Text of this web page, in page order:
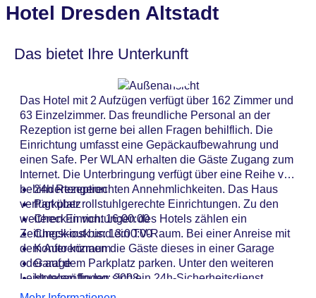
Hotel Dresden Altstadt
Das bietet Ihre Unterkunft
Das Hotel mit 2 Aufzügen verfügt über 162 Zimmer und
63 Einzelzimmer. Das freundliche Personal an der
Rezeption ist gerne bei allen Fragen behilflich. Die
Einrichtung umfasst eine Gepäckaufbewahrung und
einen Safe. Per WLAN erhalten die Gäste Zugang zum
Internet. Die Unterbringung verfügt über eine Reihe von
behindertengerechten Annehmlichkeiten. Das Haus
verfügt über rollstuhlgerechte Einrichtungen. Zu den
weiteren Einrichtungen des Hotels zählen ein
Zeitungskiosk und ein TV-Raum. Bei einer Anreise mit
dem Auto können die Gäste dieses in einer Garage
oder auf dem Parkplatz parken. Unter den weiteren
Leistungen finden sich ein 24h-Sicherheitsdienst,
medizinische Betreuung, ein Zimmerservice, ein
24h Rezeption
Parkplatz
Check-in von: 16:00:00
Check-out bis: 13:00:00
Konferenzraum
Garage
Hoteleröffnung: 2008
Hotelsafe